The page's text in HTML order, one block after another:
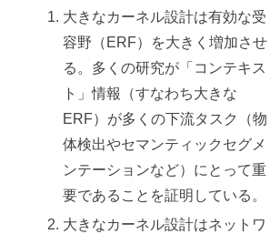
大きなカーネル設計は有効な受
容野（ERF）を大きく増加させ
る。多くの研究が「コンテキス
ト」情報（すなわち大きな
ERF）が多くの下流タスク（物
体検出やセマンティックセグメ
ンテーションなど）にとって重
要であることを証明している。
大きなカーネル設計はネットワ